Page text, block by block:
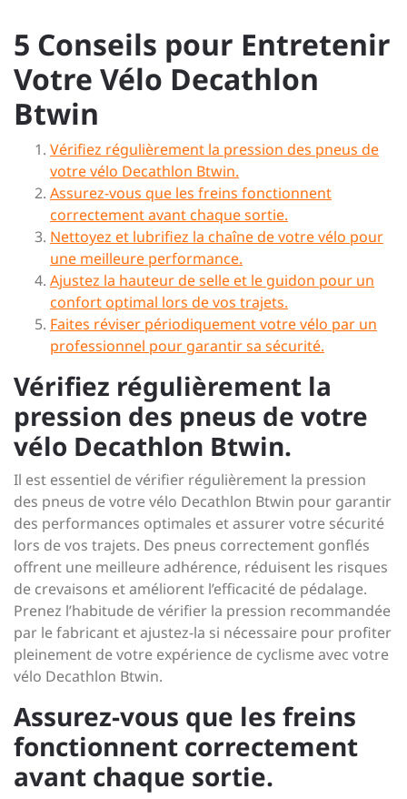
5 Conseils pour Entretenir
Votre Vélo Decathlon
Btwin
Vérifiez régulièrement la pression des pneus de
votre vélo Decathlon Btwin.
Assurez-vous que les freins fonctionnent
correctement avant chaque sortie.
Nettoyez et lubrifiez la chaîne de votre vélo pour
une meilleure performance.
Ajustez la hauteur de selle et le guidon pour un
confort optimal lors de vos trajets.
Faites réviser périodiquement votre vélo par un
professionnel pour garantir sa sécurité.
Vérifiez régulièrement la
pression des pneus de votre
vélo Decathlon Btwin.
Il est essentiel de vérifier régulièrement la pression
des pneus de votre vélo Decathlon Btwin pour garantir
des performances optimales et assurer votre sécurité
lors de vos trajets. Des pneus correctement gonflés
offrent une meilleure adhérence, réduisent les risques
de crevaisons et améliorent l’efficacité de pédalage.
Prenez l’habitude de vérifier la pression recommandée
par le fabricant et ajustez-la si nécessaire pour profiter
pleinement de votre expérience de cyclisme avec votre
vélo Decathlon Btwin.
Assurez-vous que les freins
fonctionnent correctement
avant chaque sortie.